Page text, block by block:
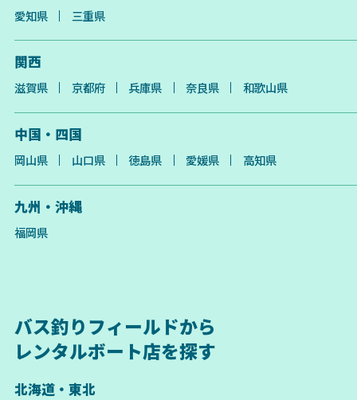
愛知県 三重県
関西
滋賀県 京都府 兵庫県 奈良県 和歌山県
中国・四国
岡山県 山口県 徳島県 愛媛県 高知県
九州・沖縄
福岡県
バス釣りフィールドから
レンタルボート店を探す
北海道・東北